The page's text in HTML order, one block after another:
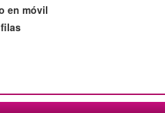
en móvil